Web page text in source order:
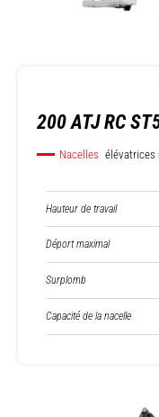
200 ATJ RC
Nacelles élévatrices
Hauteur de travail
Déport maximal
Surplomb
Capacité de la nacelle